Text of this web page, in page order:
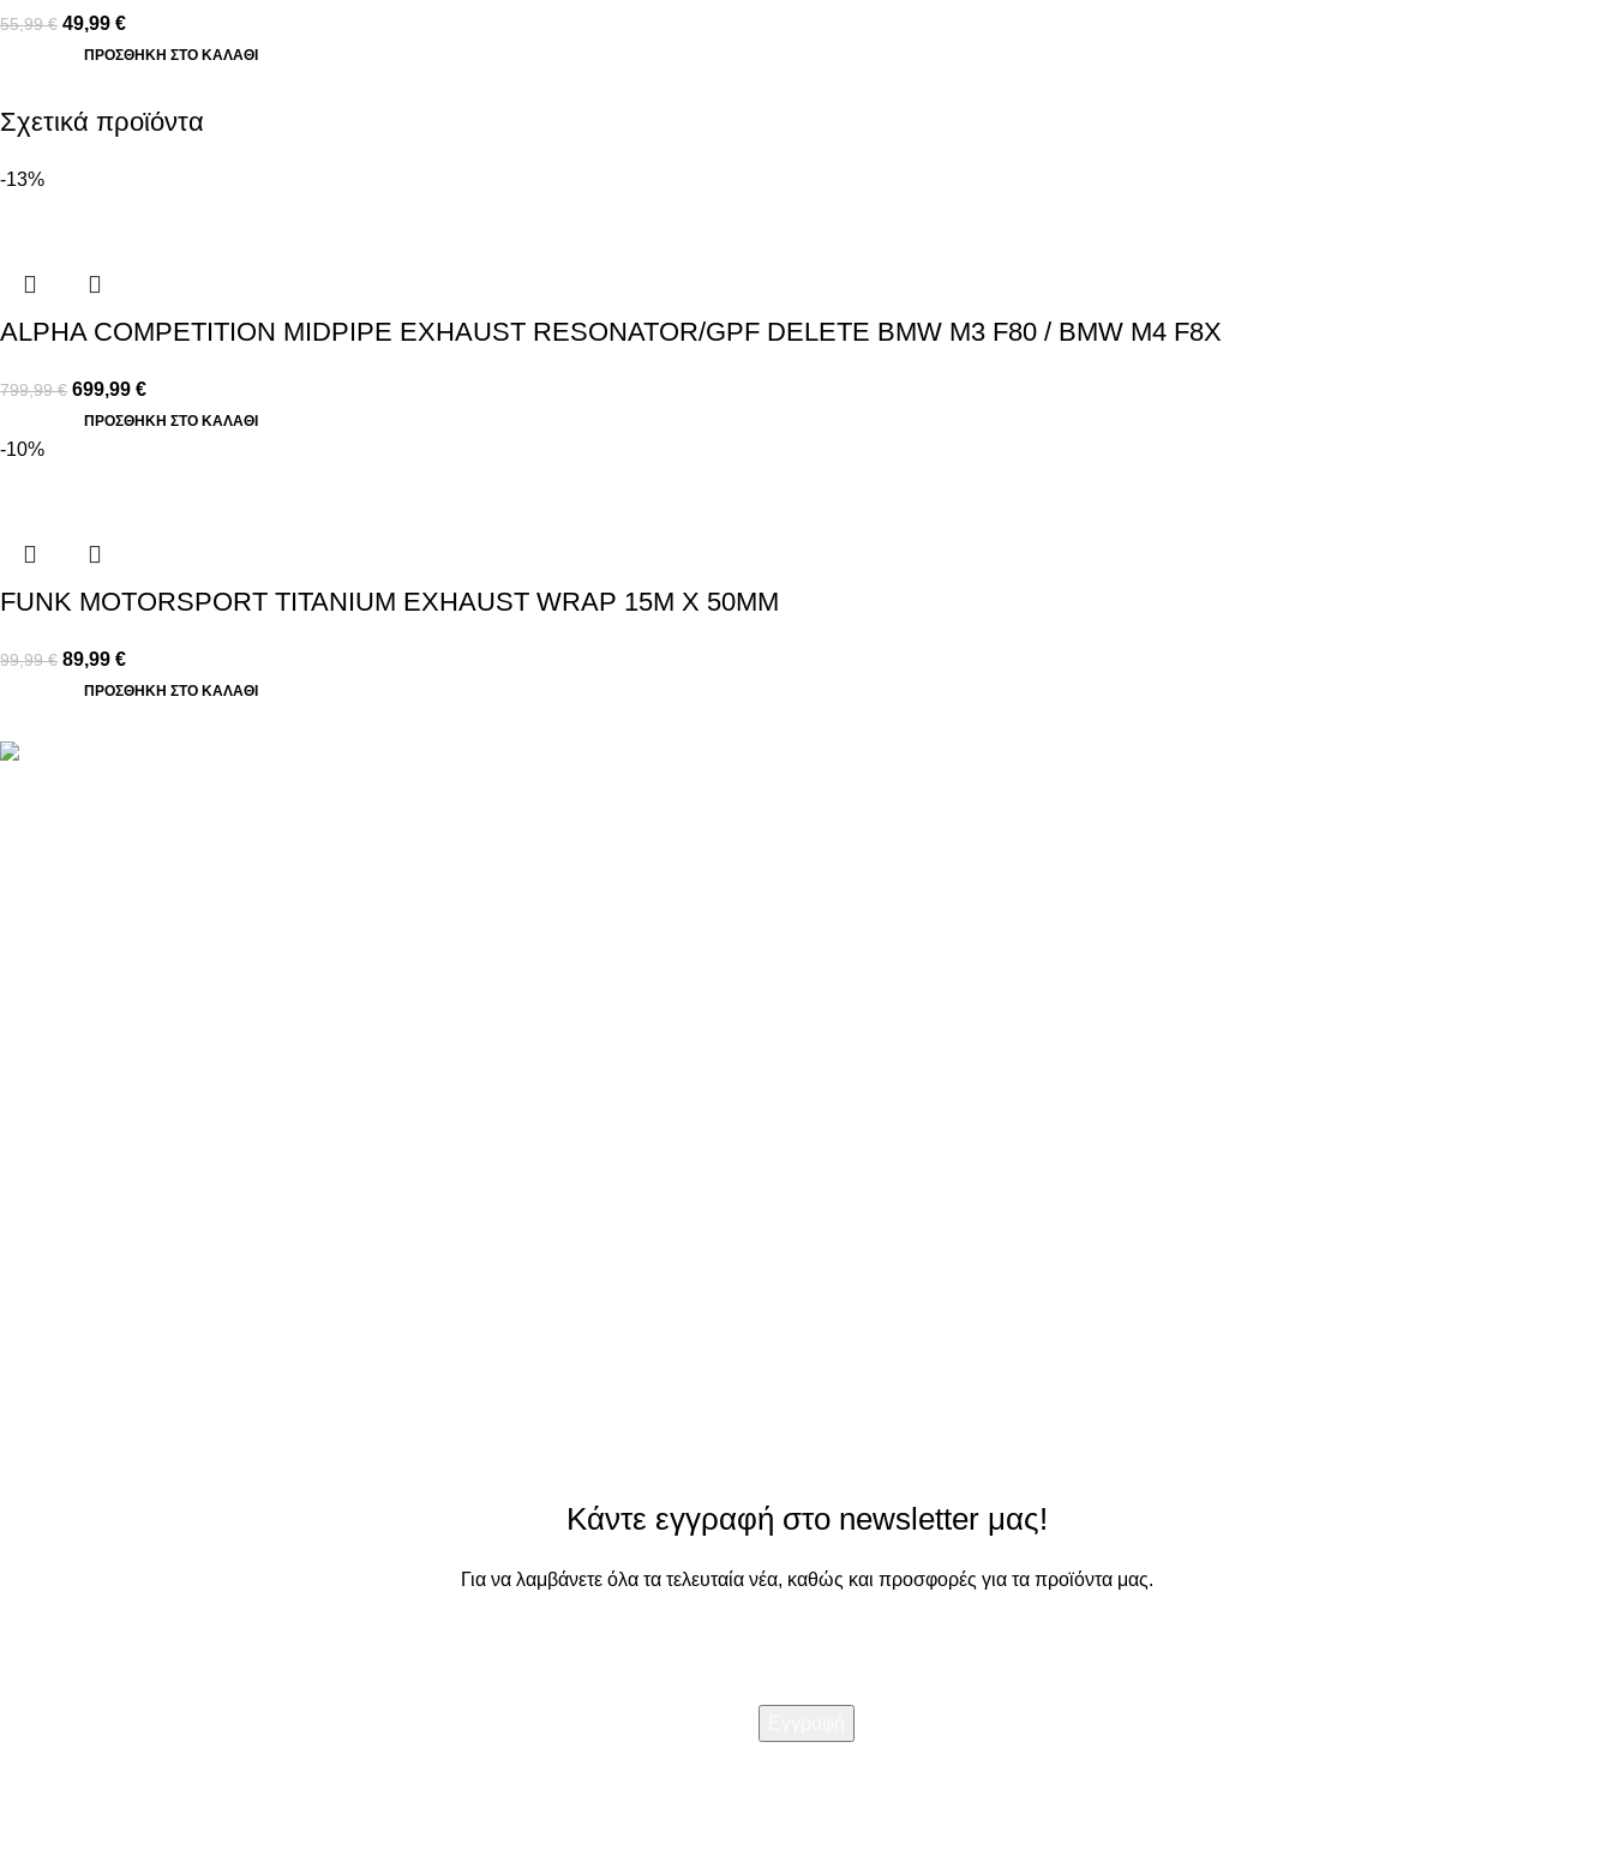
55,99€ 49,99 €
ΠΡΟΣΘΉΚΗ ΣΤΟ ΚΑΛΆΘΙ
Σχετικά προϊόντα
-13%
ALPHA COMPETITION MIDPIPE EXHAUST RESONATOR/GPF DELETE BMW M3 F80 / BMW M4 F8X
799,99€ 699,99 €
ΠΡΟΣΘΉΚΗ ΣΤΟ ΚΑΛΆΘΙ
-10%
FUNK MOTORSPORT TITANIUM EXHAUST WRAP 15M X 50MM
99,99€ 89,99 €
ΠΡΟΣΘΉΚΗ ΣΤΟ ΚΑΛΆΘΙ
Κάντε εγγραφή στο newsletter μας!
Για να λαμβάνετε όλα τα τελευταία νέα, καθώς και προσφορές για τα προϊόντα μας.